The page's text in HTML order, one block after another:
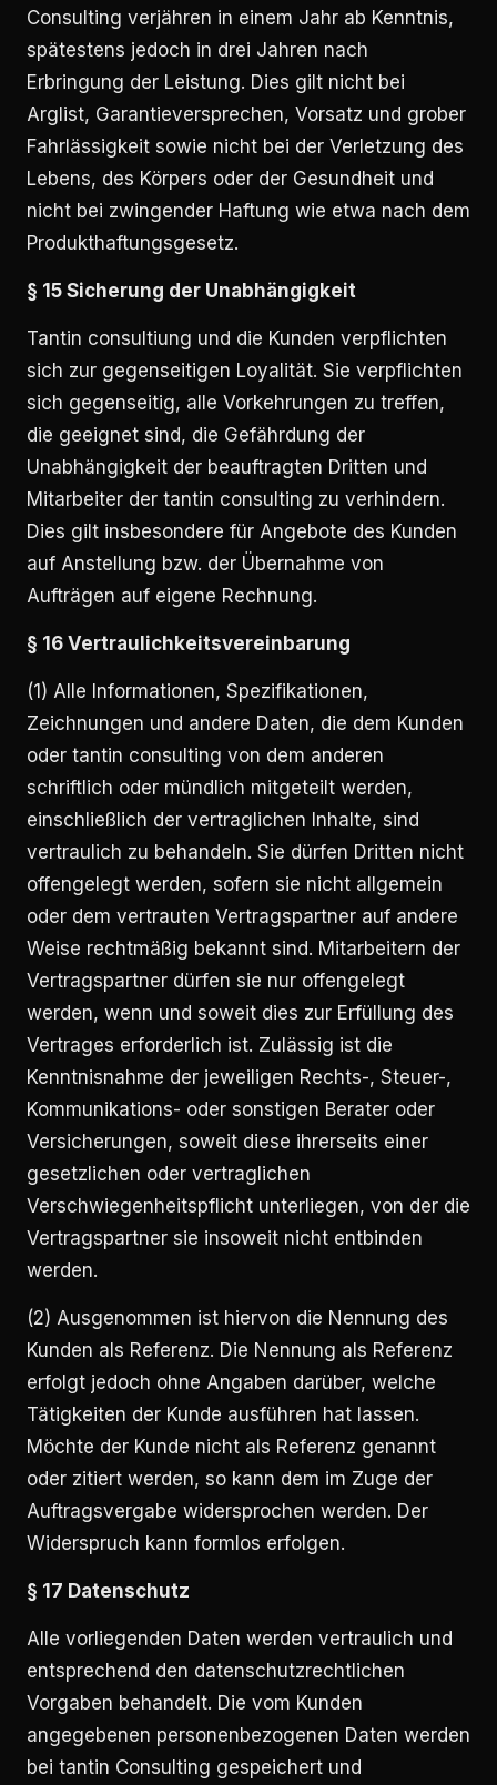
Consulting verjähren in einem Jahr ab Kenntnis,
spätestens jedoch in drei Jahren nach
Erbringung der Leistung. Dies gilt nicht bei
Arglist, Garantieversprechen, Vorsatz und grober
Fahrlässigkeit sowie nicht bei der Verletzung des
Lebens, des Körpers oder der Gesundheit und
nicht bei zwingender Haftung wie etwa nach dem
Produkthaftungsgesetz.
§ 15 Sicherung der Unabhängigkeit
Tantin consultiung und die Kunden verpflichten
sich zur gegenseitigen Loyalität. Sie verpflichten
sich gegenseitig, alle Vorkehrungen zu treffen,
die geeignet sind, die Gefährdung der
Unabhängigkeit der beauftragten Dritten und
Mitarbeiter der tantin consulting zu verhindern.
Dies gilt insbesondere für Angebote des Kunden
auf Anstellung bzw. der Übernahme von
Aufträgen auf eigene Rechnung.
§ 16 Vertraulichkeitsvereinbarung
(1) Alle Informationen, Spezifikationen,
Zeichnungen und andere Daten, die dem Kunden
oder tantin consulting von dem anderen
schriftlich oder mündlich mitgeteilt werden,
einschließlich der vertraglichen Inhalte, sind
vertraulich zu behandeln. Sie dürfen Dritten nicht
offengelegt werden, sofern sie nicht allgemein
oder dem vertrauten Vertragspartner auf andere
Weise rechtmäßig bekannt sind. Mitarbeitern der
Vertragspartner dürfen sie nur offengelegt
werden, wenn und soweit dies zur Erfüllung des
Vertrages erforderlich ist. Zulässig ist die
Kenntnisnahme der jeweiligen Rechts-, Steuer-,
Kommunikations- oder sonstigen Berater oder
Versicherungen, soweit diese ihrerseits einer
gesetzlichen oder vertraglichen
Verschwiegenheitspflicht unterliegen, von der die
Vertragspartner sie insoweit nicht entbinden
werden.
(2) Ausgenommen ist hiervon die Nennung des
Kunden als Referenz. Die Nennung als Referenz
erfolgt jedoch ohne Angaben darüber, welche
Tätigkeiten der Kunde ausführen hat lassen.
Möchte der Kunde nicht als Referenz genannt
oder zitiert werden, so kann dem im Zuge der
Auftragsvergabe widersprochen werden. Der
Widerspruch kann formlos erfolgen.
§ 17 Datenschutz
Alle vorliegenden Daten werden vertraulich und
entsprechend den datenschutzrechtlichen
Vorgaben behandelt. Die vom Kunden
angegebenen personenbezogenen Daten werden
bei tantin Consulting gespeichert und